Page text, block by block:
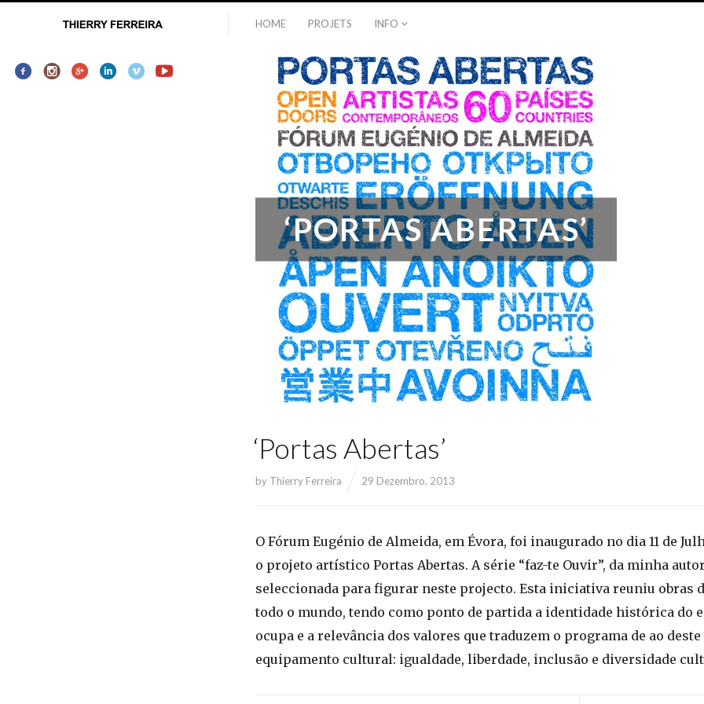
HOME PROJETS INFO
‘PORTAS ABERTAS’
‘Portas Abertas’
by Thierry Ferreira 29 Dezembro, 2013
O Fórum Eugénio de Almeida, em Évora, foi inaugurado no dia 11 de
o projeto artístico Portas Abertas. A série “faz-te Ouvir”, da minha
seleccionada para figurar neste projecto. Esta iniciativa reuniu obras
todo o mundo, tendo como ponto de partida a identidade histórica do
ocupa e a relevância dos valores que traduzem o programa de ao deste
equipamento cultural: igualdade, liberdade, inclusão e diversidade